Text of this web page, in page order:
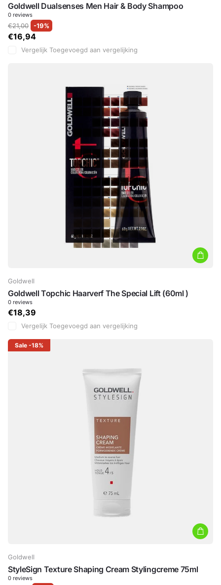
Goldwell Dualsenses Men Hair & Body Shampoo
0 reviews
€21,00 -19%
€16,94
Vergelijk Toegevoegd aan vergelijking
Goldwell
Goldwell Topchic Haarverf The Special Lift (60ml )
0 reviews
€18,39
Vergelijk Toegevoegd aan vergelijking
Sale -18%
Goldwell
StyleSign Texture Shaping Cream Stylingcreme 75ml
0 reviews